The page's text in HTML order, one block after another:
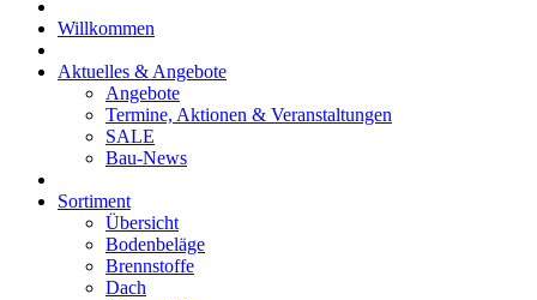
Willkommen
Aktuelles & Angebote
Angebote
Termine, Aktionen & Veranstaltungen
SALE
Bau-News
Sortiment
Übersicht
Bodenbeläge
Brennstoffe
Dach